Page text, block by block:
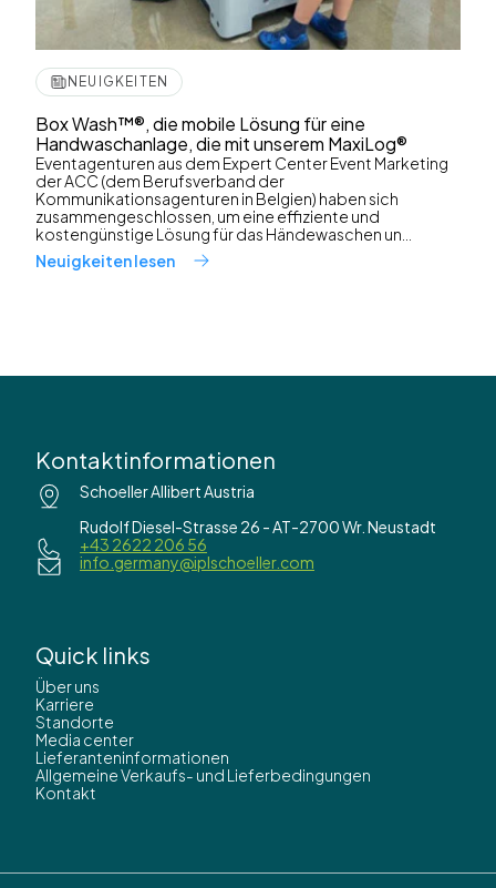
NEUIGKEITEN
Box Wash™®, die mobile Lösung für eine
Handwaschanlage, die mit unserem MaxiLog®
Eventagenturen aus dem Expert Center Event Marketing
der ACC (dem Berufsverband der
Kommunikationsagenturen in Belgien) haben sich
zusammengeschlossen, um eine effiziente und
kostengünstige Lösung für das Händewaschen un...
Neuigkeiten lesen
Kontaktinformationen
Schoeller Allibert Austria
Rudolf Diesel-Strasse 26 - AT-2700 Wr. Neustadt
+43 2622 206 56
info.germany@iplschoeller.com
Quick links
Über uns
Karriere
Standorte
Media center
Lieferanteninformationen
Allgemeine Verkaufs- und Lieferbedingungen
Kontakt